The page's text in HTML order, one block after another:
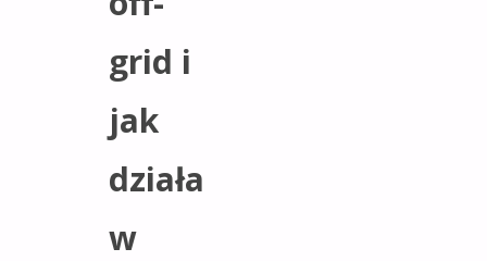
grid i
jak
działa
w